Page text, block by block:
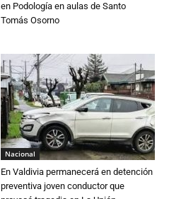
en Podología en aulas de Santo
Tomás Osorno
Nacional
En Valdivia permanecerá en detención
preventiva joven conductor que